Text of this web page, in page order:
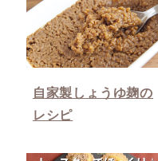
自家製しょうゆ麹の
レシピ